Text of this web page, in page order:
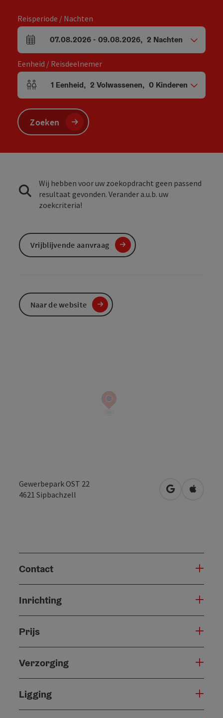
Gewerbepark OST 22
4621 Sipbachzell Openen in
Contact
Inrichting
Prijs
Verzorging
Ligging
Reisperiode / Nachten
Velden voor aankomst en vertrek
07.08.2026- 09.08.2026, 2 Nachten
Eenheid / Reisdeelnemer
Aantal eenheden en persoonsvelden
1 Eenheid, 2 Volwassenen, 0 Kinderen
Zoeken
Wij hebben voor uw zoekopdracht geen passend
resultaat gevonden. Verander a.u.b. uw
zoekcriteria!
Vrijblijvende aanvraag
Naar de website